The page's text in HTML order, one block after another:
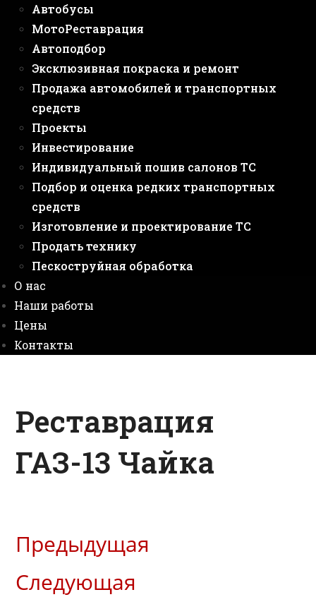
Автобусы
МотоРеставрация
Автоподбор
Эксклюзивная покраска и ремонт
Продажа автомобилей и транспортных
средств
Проекты
Инвестирование
Индивидуальный пошив салонов ТС
Подбор и оценка редких транспортных
средств
Изготовление и проектирование ТС
Продать технику
Пескоструйная обработка
О нас
Наши работы
Цены
Контакты
Реставрация
ГАЗ-13 Чайка
Предыдущая
Следующая